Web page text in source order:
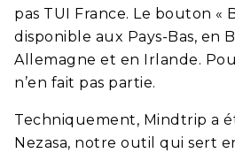
pas TUI France. Le bouton «
disponible aux Pays-Bas, en
Allemagne et en Irlande.
n’en fait pas partie.
Techniquement, Mindtrip a
Nezasa, notre outil qui sert